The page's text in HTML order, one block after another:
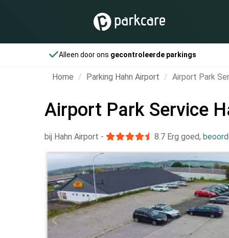
Alleen door ons gecontroleerde parkings
Home Parking Hahn Airport Airport Park
Airport Park Service
bij Hahn Airport - 8.7 Erg goed,